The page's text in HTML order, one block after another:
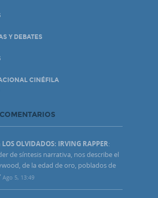
Y DEBATES
CINÉFILA
LOS OLVIDADOS: IRVING RAPPER:
de síntesis narrativa, nos describe el
de la edad de oro, poblados de
Ago 5, 13:49